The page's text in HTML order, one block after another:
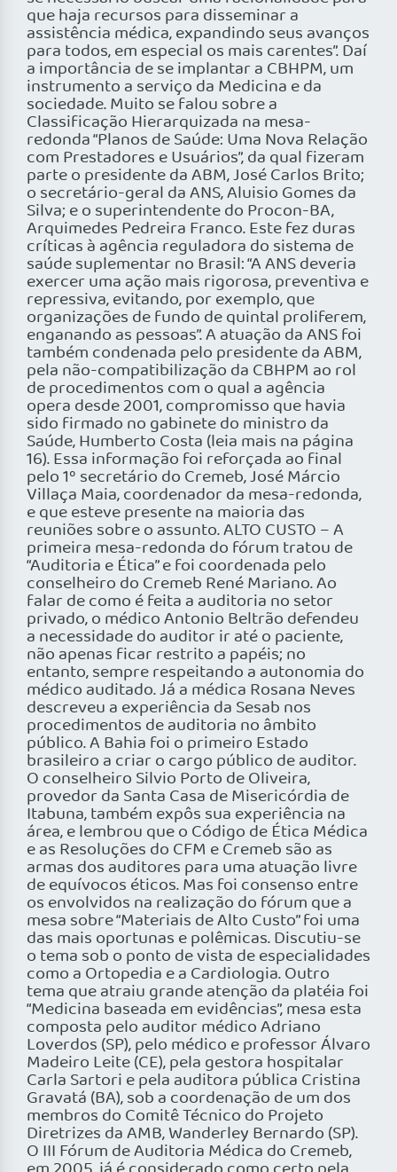
que haja recursos para disseminar a
assistência médica, expandindo seus avanços
para todos, em especial os mais carentes”. Daí
a importância de se implantar a CBHPM, um
instrumento a serviço da Medicina e da
sociedade. Muito se falou sobre a
Classificação Hierarquizada na mesa-
redonda “Planos de Saúde: Uma Nova Relação
com Prestadores e Usuários”, da qual fizeram
parte o presidente da ABM, José Carlos Brito;
o secretário-geral da ANS, Aluisio Gomes da
Silva; e o superintendente do Procon-BA,
Arquimedes Pedreira Franco. Este fez duras
críticas à agência reguladora do sistema de
saúde suplementar no Brasil: “A ANS deveria
exercer uma ação mais rigorosa, preventiva e
repressiva, evitando, por exemplo, que
organizações de fundo de quintal proliferem,
enganando as pessoas”. A atuação da ANS foi
também condenada pelo presidente da ABM,
pela não-compatibilização da CBHPM ao rol
de procedimentos com o qual a agência
opera desde 2001, compromisso que havia
sido firmado no gabinete do ministro da
Saúde, Humberto Costa (leia mais na página
16). Essa informação foi reforçada ao final
pelo 1º secretário do Cremeb, José Márcio
Villaça Maia, coordenador da mesa-redonda,
e que esteve presente na maioria das
reuniões sobre o assunto. ALTO CUSTO – A
primeira mesa-redonda do fórum tratou de
“Auditoria e Ética” e foi coordenada pelo
conselheiro do Cremeb René Mariano. Ao
falar de como é feita a auditoria no setor
privado, o médico Antonio Beltrão defendeu
a necessidade do auditor ir até o paciente,
não apenas ficar restrito a papéis; no
entanto, sempre respeitando a autonomia do
médico auditado. Já a médica Rosana Neves
descreveu a experiência da Sesab nos
procedimentos de auditoria no âmbito
público. A Bahia foi o primeiro Estado
brasileiro a criar o cargo público de auditor.
O conselheiro Silvio Porto de Oliveira,
provedor da Santa Casa de Misericórdia de
Itabuna, também expôs sua experiência na
área, e lembrou que o Código de Ética Médica
e as Resoluções do CFM e Cremeb são as
armas dos auditores para uma atuação livre
de equívocos éticos. Mas foi consenso entre
os envolvidos na realização do fórum que a
mesa sobre “Materiais de Alto Custo” foi uma
das mais oportunas e polêmicas. Discutiu-se
o tema sob o ponto de vista de especialidades
como a Ortopedia e a Cardiologia. Outro
tema que atraiu grande atenção da platéia foi
“Medicina baseada em evidências”, mesa esta
composta pelo auditor médico Adriano
Loverdos (SP), pelo médico e professor Álvaro
Madeiro Leite (CE), pela gestora hospitalar
Carla Sartori e pela auditora pública Cristina
Gravatá (BA), sob a coordenação de um dos
membros do Comitê Técnico do Projeto
Diretrizes da AMB, Wanderley Bernardo (SP).
O III Fórum de Auditoria Médica do Cremeb,